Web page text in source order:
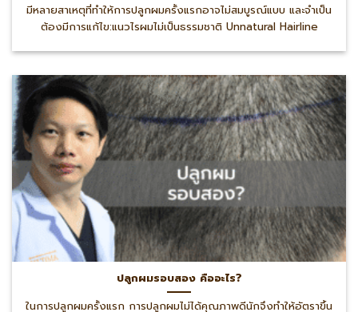
มีหลายสาเหตุที่ทำให้การปลูกผมครั้งแรกอาจไม่สมบูรณ์แบบ และจำเป็น
ต้องมีการแก้ไข:แนวไรผมไม่เป็นธรรมชาติ Unnatural Hairline
ปลูกผมรอบสอง คืออะไร?
ในการปลูกผมครั้งแรก การปลูกผมไม่ได้คุณภาพดีนักจึงทำให้อัตราขึ้น